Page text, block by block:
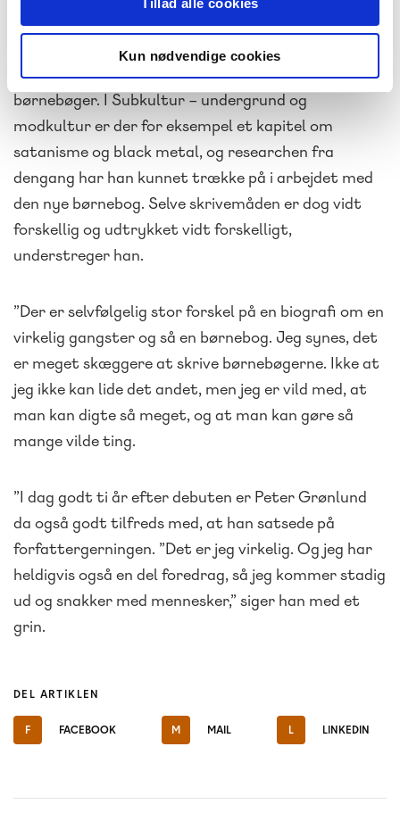
Tillad alle cookies
Kun nødvendige cookies
”På dette punkt fortæller Peter Grønlund også, at
der er overlap mellem hans voksen- og hans
børnebøger. I Subkultur – undergrund og
modkultur er der for eksempel et kapitel om
satanisme og black metal, og researchen fra
dengang har han kunnet trække på i arbejdet med
den nye børnebog. Selve skrivemåden er dog vidt
forskellig og udtrykket vidt forskelligt,
understreger han.
”Der er selvfølgelig stor forskel på en biografi om en
virkelig gangster og så en børnebog. Jeg synes, det
er meget skæggere at skrive børnebøgerne. Ikke at
jeg ikke kan lide det andet, men jeg er vild med, at
man kan digte så meget, og at man kan gøre så
mange vilde ting.
”I dag godt ti år efter debuten er Peter Grønlund
da også godt tilfreds med, at han satsede på
forfattergerningen. ”Det er jeg virkelig. Og jeg har
heldigvis også en del foredrag, så jeg kommer stadig
ud og snakker med mennesker,” siger han med et
grin.
DEL ARTIKLEN
F FACEBOOK M MAIL L LINKEDIN